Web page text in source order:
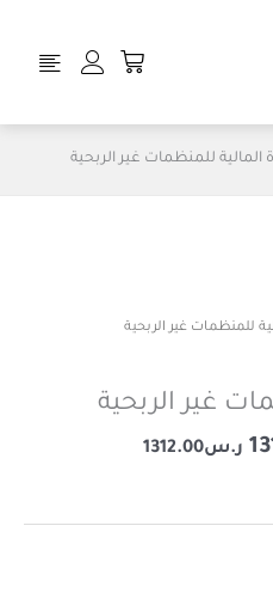
Cart
المالية للمنظمات غير الربحية
للمنظمات غير الربحية
غير الربحية
هو:
ر.س1312.00